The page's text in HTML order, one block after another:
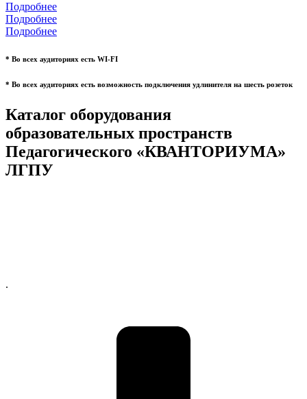
Подробнее
Подробнее
Подробнее
* Во всех аудиториях есть WI-FI
* Во всех аудиториях есть возможность подключения удлинителя на шесть розеток
Каталог оборудования
образовательных пространств
Педагогического «КВАНТОРИУМА»
ЛГПУ
.